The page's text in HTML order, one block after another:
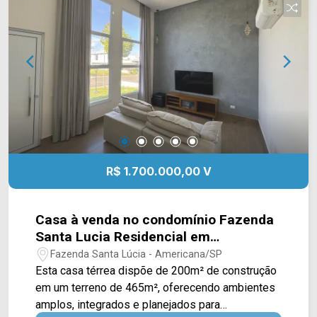
Supermercados Pague Menos e Delta
Supermercados, além de farmácias, escolas e
outros serviços essenciais. A região também
oferece fácil acesso à Avenida Brasil e à Rodovia
Luiz de Queiroz (SP-304), facilitando os
deslocamentos por Americana e região. Entre em
contato com a equipe da Arbix Imóveis e agende
sua visita! WhatsApp e telefone: (19) 3475-4546
Arbix Imóveis - Presente em cada momento.
R$ 1.700.000,00 V
Casa à venda no condomínio Fazenda
Santa Lucia Residencial em
Americana/SP
Fazenda Santa Lúcia - Americana/SP
Esta casa térrea dispõe de 200m² de construção
em um terreno de 465m², oferecendo ambientes
amplos, integrados e planejados para